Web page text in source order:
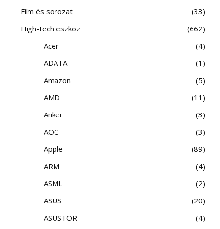
Film és sorozat
33
High-tech eszköz
662
Acer
4
ADATA
1
Amazon
5
AMD
11
Anker
3
AOC
3
Apple
89
ARM
4
ASML
2
ASUS
20
ASUSTOR
4